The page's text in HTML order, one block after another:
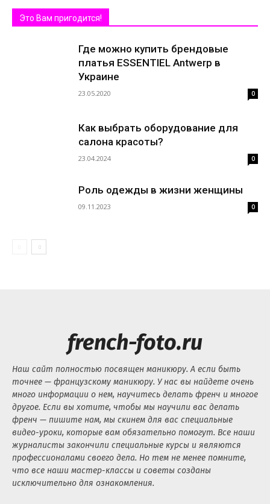
Это Вам пригодится!
Где можно купить брендовые
платья ESSENTIEL Antwerp в
Украине
23.05.2020 0
Как выбрать оборудование для
салона красоты?
23.04.2024 0
Роль одежды в жизни женщины
09.11.2023 0
french-foto.ru
Наш сайт полностью посвящен маникюру. А если быть
точнее — французскому маникюру. У нас вы найдете очень
много информации о нем, научитесь делать френч и многое
другое. Если вы хотите, чтобы мы научили вас делать
френч — пишите нам, мы скинем для вас специальные
видео-уроки, которые вам обязательно помогут. Все наши
журналисты закончили специальные курсы и являются
профессионалами своего дела. Но тем не менее помните,
что все наши мастер-классы и советы созданы
исключительно для ознакомления.